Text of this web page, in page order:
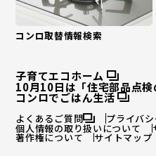
コンロ取替情報検索
子育てエコホーム
10月10日は「住宅部品点検
コンロでごはん生活
よくあるご質問 プライバ
個人情報の取り扱いについて
著作権について サイトマップ